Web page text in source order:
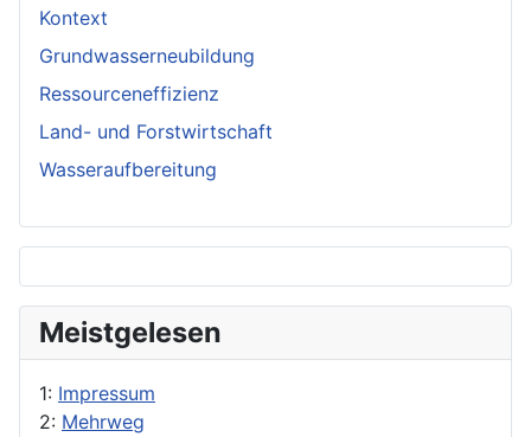
Kontext
Grundwasserneubildung
Ressourceneffizienz
Land- und Forstwirtschaft
Wasseraufbereitung
Meistgelesen
1: Impressum
2: Mehrweg